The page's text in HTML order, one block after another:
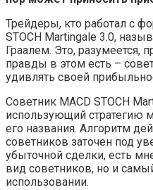
Трейдеры, кто работал с
STOCH Martingale 3.0,
Граалем. Это, разумеется,
правды в этом есть –
удивлять своей
Советник MACD STOCH
использующий стратегию
его названия. Алгоритм
советников заточен под
убыточной сделки, есть
вид советников, но и
использовании.